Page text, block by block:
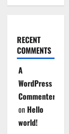
RECENT
COMMENTS
A
WordPress
Commenter
on Hello
world!